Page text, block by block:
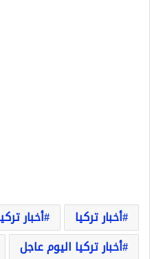
أخبار تركيا
أخبار
أخبار تركيا اليوم عاجل